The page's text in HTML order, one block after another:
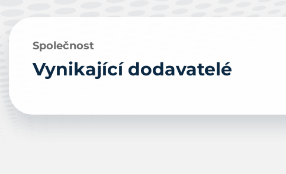
Společnost
Vynikající dodavatelé